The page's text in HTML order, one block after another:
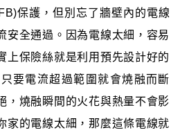
保護，但別忘了牆壁內的電線
安全通過。因為電線太細，容易
上保險絲就是利用預先設計好的
要電流超過範圍就會燒融而斷
，燒融瞬間的火花與熱量不會影
家的電線太細，那麼這條電線就